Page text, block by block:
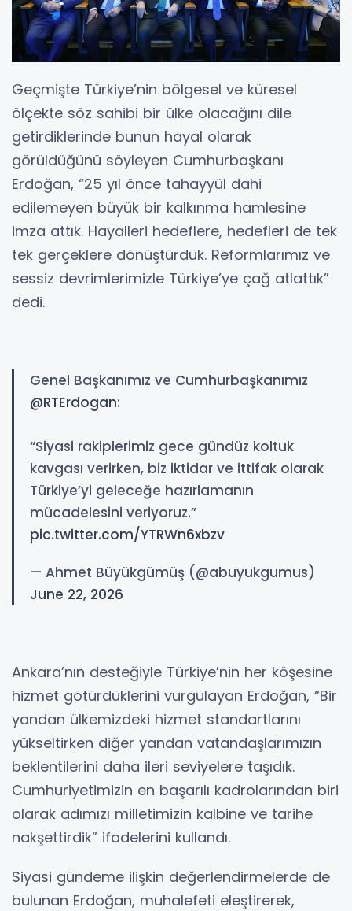
Geçmişte Türkiye’nin bölgesel ve küresel
ölçekte söz sahibi bir ülke olacağını dile
getirdiklerinde bunun hayal olarak
görüldüğünü söyleyen Cumhurbaşkanı
Erdoğan, “25 yıl önce tahayyül dahi
edilemeyen büyük bir kalkınma hamlesine
imza attık. Hayalleri hedeflere, hedefleri de tek
tek gerçeklere dönüştürdük. Reformlarımız ve
sessiz devrimlerimizle Türkiye’ye çağ atlattık”
dedi.
Genel Başkanımız ve Cumhurbaşkanımız
@RTErdogan:
“Siyasi rakiplerimiz gece gündüz koltuk
kavgası verirken, biz iktidar ve ittifak olarak
Türkiye’yi geleceğe hazırlamanın
mücadelesini veriyoruz.”
pic.twitter.com/YTRWn6xbzv
— Ahmet Büyükgümüş (@abuyukgumus)
June 22, 2026
Ankara’nın desteğiyle Türkiye’nin her köşesine
hizmet götürdüklerini vurgulayan Erdoğan, “Bir
yandan ülkemizdeki hizmet standartlarını
yükseltirken diğer yandan vatandaşlarımızın
beklentilerini daha ileri seviyelere taşıdık.
Cumhuriyetimizin en başarılı kadrolarından biri
olarak adımızı milletimizin kalbine ve tarihe
nakşettirdik” ifadelerini kullandı.
Siyasi gündeme ilişkin değerlendirmelerde de
bulunan Erdoğan, muhalefeti eleştirerek,